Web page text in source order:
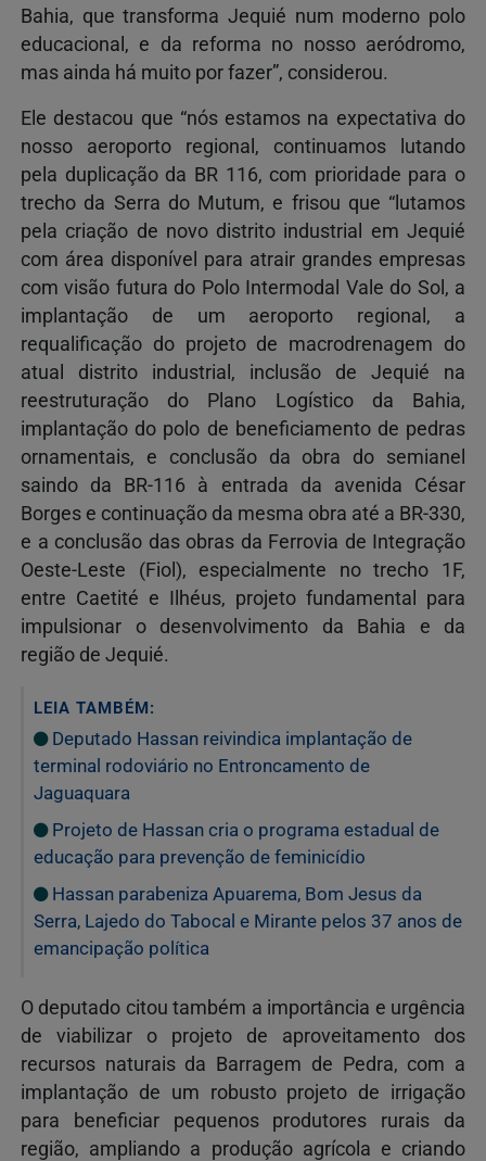
Bahia, que transforma Jequié num moderno polo
educacional, e da reforma no nosso aeródromo,
mas ainda há muito por fazer”, considerou.
Ele destacou que “nós estamos na expectativa do
nosso aeroporto regional, continuamos lutando
pela duplicação da BR 116, com prioridade para o
trecho da Serra do Mutum, e frisou que “lutamos
pela criação de novo distrito industrial em Jequié
com área disponível para atrair grandes empresas
com visão futura do Polo Intermodal Vale do Sol, a
implantação de um aeroporto regional, a
requalificação do projeto de macrodrenagem do
atual distrito industrial, inclusão de Jequié na
reestruturação do Plano Logístico da Bahia,
implantação do polo de beneficiamento de pedras
ornamentais, e conclusão da obra do semianel
saindo da BR-116 à entrada da avenida César
Borges e continuação da mesma obra até a BR-330,
e a conclusão das obras da Ferrovia de Integração
Oeste-Leste (Fiol), especialmente no trecho 1F,
entre Caetité e Ilhéus, projeto fundamental para
impulsionar o desenvolvimento da Bahia e da
região de Jequié.
LEIA TAMBÉM:
Deputado Hassan reivindica implantação de
terminal rodoviário no Entroncamento de
Jaguaquara
Projeto de Hassan cria o programa estadual de
educação para prevenção de feminicídio
Hassan parabeniza Apuarema, Bom Jesus da
Serra, Lajedo do Tabocal e Mirante pelos 37 anos de
emancipação política
O deputado citou também a importância e urgência
de viabilizar o projeto de aproveitamento dos
recursos naturais da Barragem de Pedra, com a
implantação de um robusto projeto de irrigação
para beneficiar pequenos produtores rurais da
região, ampliando a produção agrícola e criando